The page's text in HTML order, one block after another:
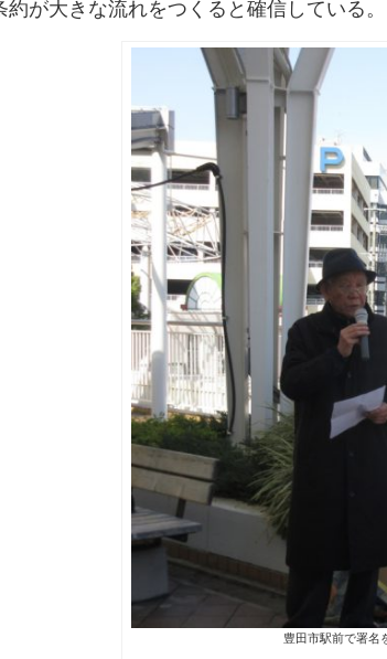
が大きな流れをつくると確信している。
豊田市駅前で署名